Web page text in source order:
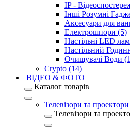
IP -
Інші Розумні
Аксесуари для
Електрошпори (5)
Настільні LED
Настільний
Очищувачі Води
Crypto (14)
ВІДЕО & ФОТО
Каталог товарів
Телевізори та
Телевізори та